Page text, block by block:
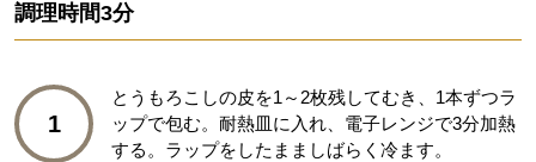
調理時間3分
1
とうもろこしの皮を1～2枚残してむき、1本ずつラ
ップで包む。耐熱皿に入れ、電子レンジで3分加熱
する。ラップをしたまましばらく冷ます。